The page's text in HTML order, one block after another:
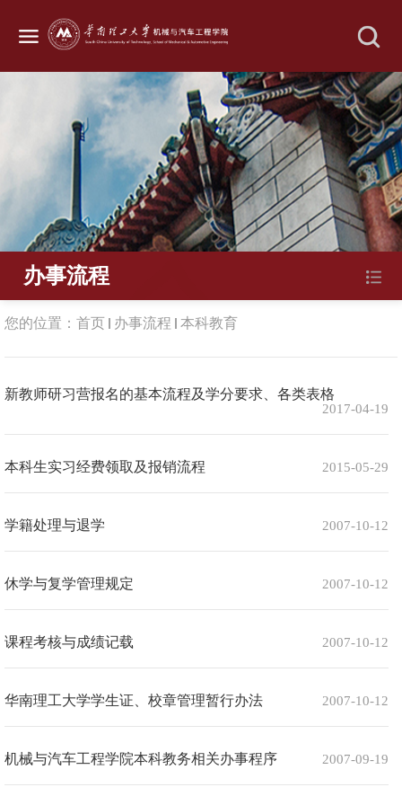
办事流程
您的位置： 首页 办事流程 本科教育
新教师研习营报名的基本流程及学分要求、各类表格
2017-04-19
本科生实习经费领取及报销流程 2015-05-29
学籍处理与退学 2007-10-12
休学与复学管理规定 2007-10-12
课程考核与成绩记载 2007-10-12
华南理工大学学生证、校章管理暂行办法 2007-10-12
机械与汽车工程学院本科教务相关办事程序 2007-09-19